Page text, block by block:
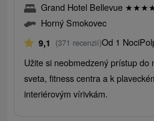
Grand Hotel Bellevue ★★★
Horný Smokovec
9,1 (371 recenzií)Od 1 Noci
Užite si neobmedzený prístup do
sveta, fitness centra a k
interiérovým vírivkám.